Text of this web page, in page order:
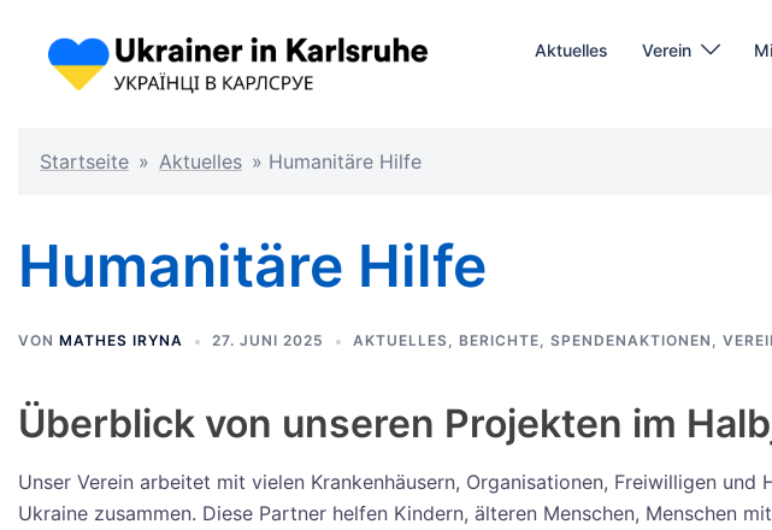
Aktuelles Verein
Startseite » Aktuelles » Humanitäre Hilfe
Humanitäre Hilfe
VON MATHES IRYNA 27. JUNI 2025 AKTUELLES BERICHTE SPENDENAKTIONEN
Überblick von unseren Projekten im
Unser Verein arbeitet mit vielen Krankenhäusern, Organisationen, Freiwilligen
Ukraine zusammen. Diese Partner helfen Kindern, älteren Menschen, Menschen